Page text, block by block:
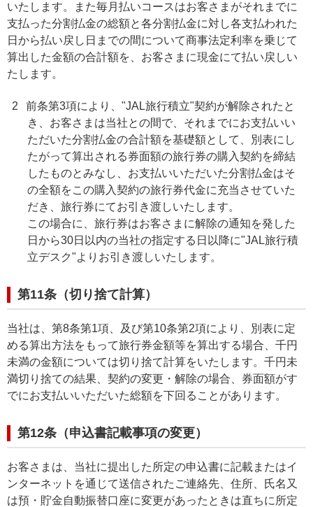
いたします。また毎月払いコースはお客さまがそれまでに
支払った分割払金の総額と各分割払金に対し各支払われた
日から払い戻し日までの間について商事法定利率を乗じて
算出した金額の合計額を、お客さまに現金にて払い戻しい
たします。
2
前条第3項により、"JAL旅行積立"契約が解除されたと
き、お客さまは当社との間で、それまでにお支払いい
ただいた分割払金の合計額を基礎額として、別表にし
たがって算出される券面額の旅行券の購入契約を締結
したものとみなし、お支払いいただいた分割払金はそ
の全額をこの購入契約の旅行券代金に充当させていた
だき、旅行券にてお引き渡しいたします。
この場合に、旅行券はお客さまに解除の通知を発した
日から30日以内の当社の指定する日以降に"JAL旅行積
立デスク"よりお引き渡しいたします。
第11条（切り捨て計算）
当社は、第8条第1項、及び第10条第2項により、別表に定
める算出方法をもって旅行券金額等を算出する場合、千円
未満の金額については切り捨て計算をいたします。千円未
満切り捨ての結果、契約の変更・解除の場合、券面額がす
でにお支払いいただいた総額を下回ることがあります。
第12条（申込書記載事項の変更）
お客さまは、当社に提出した所定の申込書に記載またはイ
ンターネットを通じて送信されたご連絡先、住所、氏名又
は預・貯金自動振替口座に変更があったときは直ちに所定